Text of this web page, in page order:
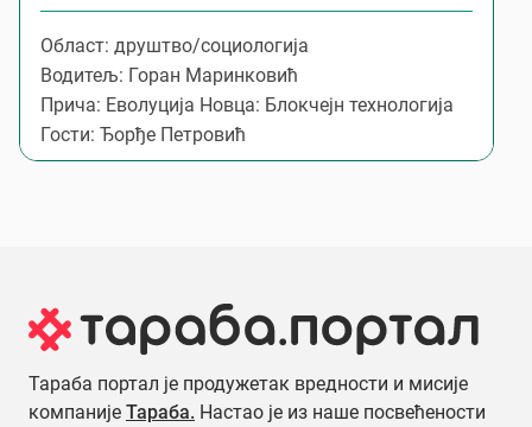
Област: друштво/социологија
Водитељ: Горан Маринковић
Прича: Еволуција Новца: Блокчејн технологија
Гости: Ђорђе Петровић
Тараба портал је продужетак вредности и мисије
компаније Тараба. Настао је из наше посвећености